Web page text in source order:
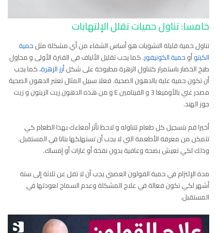
خامسا: تناول حميات تقلل الإلتهابات
تناول حمية قليلة النشويات هو أساس الشفاء من أي مشكلة مثلحمية
الكيتوأوحمية الكونيفور. كما يجب تقليل الألياف في الفترة الأولى و محاول
طبخ الخضار باستمرار كتناول الزهرة مطبوخة على شكلأرز الزهرة، كما يجب
أن تكون حمية علية بالدهون الصحية. فعلا سبيل المثال تعتبر الدهون الصحية
مصدر غني بالأوميغا 3 و الفيتامين E و من هذه الدهون زيت الزيتون و زيت
جوز الهند.
أخيرا قم بتسجيل كل طعام تتناوله و لاحظ تأثر أمعاءك بهذا الطعام كي
تتمكن من معرفة الأطعمة التي لا يجب أن تستهلكها بتاتا في المستقبل.
وذلك لكي تعيش بصحة وعافية بدون نفخة أو غازات أو إمساك.
مدة الإلتزام في حمية القولون العصبي يجب أن لا تقل عن ثلاثة إلى ستة
أشهر لكي تكون فعالة في علاج المشكلة وعدم السماح لعودتها في
المستقبل.